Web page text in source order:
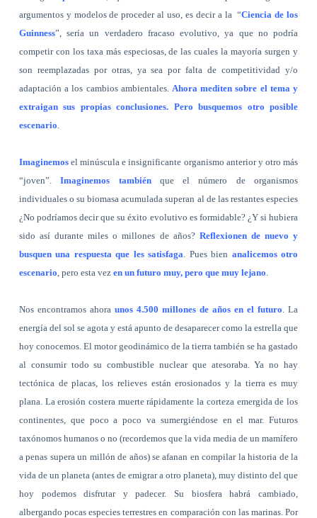
argumentos y modelos de proceder al uso, es decir a la “Ciencia de los
Guinness”, sería un verdadero fracaso evolutivo, ya que no podría
competir con los taxa más especiosas, de las cuales la mayoría surgen y
son reemplazadas por otras, ya sea por falta de competitividad y/o
adaptación a los cambios ambientales. Ahora mediten sobre el tema y
extraigan sus propias conclusiones. Pero busquemos otro posible
escenario
Imaginemosel minúscula e insignificante organismo anterior y otro más
“joven”.Imaginemos tambiénque el número de organismos
individuales o su biomasa acumulada superan al de las restantes especies
¿No podríamos decir que su éxito evolutivo es formidable? ¿Y si hubiera
sido así durante miles o millones de años? Reflexionen de nuevo y
busquen una respuesta que les satisfaga . Pues bien analicemos otro
escenario , pero esta vez en un futuro muy, pero que muy lejano
Nos encontramos ahora unos 4.500 millones de años en el futuro . La
energía del sol se agota y está apunto de desaparecer como la estrella que
hoy conocemos. El motor geodinámico de la tierra también se ha gastado
al consumir todo su combustible nuclear que atesoraba. Ya no hay
tectónica de placas, los relieves están erosionados y la tierra es muy
plana. La erosión costera muerte rápidamente la corteza emergida de los
continentes, que poco a poco va sumergiéndose en el mar. Futuros
taxónomos humanos o no (recordemos que la vida media de un mamífero
a penas supera un millón de años) se afanan en compilar la historia de la
vida de un planeta (antes de emigrar a otro planeta), muy distinto del que
hoy podemos disfrutar y padecer. Su biosfera habrá cambiado,
albergando pocas especies terrestres en comparación con las marinas. Por